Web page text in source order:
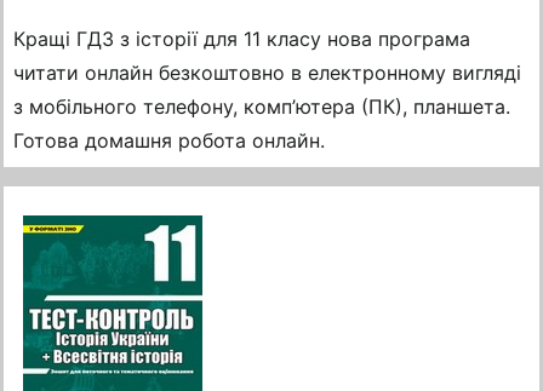
Кращі ГДЗ з історії для 11 класу нова програма
читати онлайн безкоштовно в електронному вигляді
з мобільного телефону, комп’ютера (ПК), планшета.
Готова домашня робота онлайн.